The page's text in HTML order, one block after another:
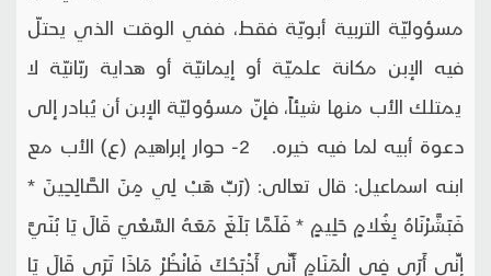
مسؤوليّة التربية أبويّة فقط، ففي الوقت الذي يحتلّ
فيه الإبن مكانة علميّة أو إيمانيّة أو هداية ربّانيّة لا
يمتلك الأب منها شيئاً، فإنّ مسؤوليّة الإبن أن يُبادر إلى
دعوة أبيه لما فيه خيره. 2- حوار إبراهيم (ع) الأب مع
ابنه اسماعيل: قال تعالى: (رَبِّ هَبْ لِي مِنَ الصَّالِحِينَ *
فَبَشَّرْنَاهُ بِغُلامٍ حَلِيمٍ * فَلَمَّا بَلَغَ مَعَهُ السَّعْيَ قَالَ يَا بُنَيَّ
إِنِّي أَرَى فِي الْمَنَامِ أَنِّي أَذْبَحُكَ فَانْظُرْ مَاذَا تَرَى قَالَ يَا